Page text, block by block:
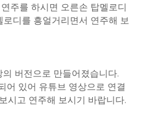
주를 하시면 오른손 탑멜로디
디를 흥얼거리면서 연주해 보
버전으로 만들어졌습니다.
어 있어 유튜브 영상으로 연결
시고 연주해 보시기 바랍니다.